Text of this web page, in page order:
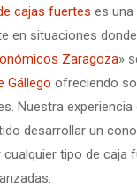
cajas fuertes es una
en situaciones
Zaragoza»
Gállego ofreciendo
Nuestra
desarrollar un
cualquier tipo de